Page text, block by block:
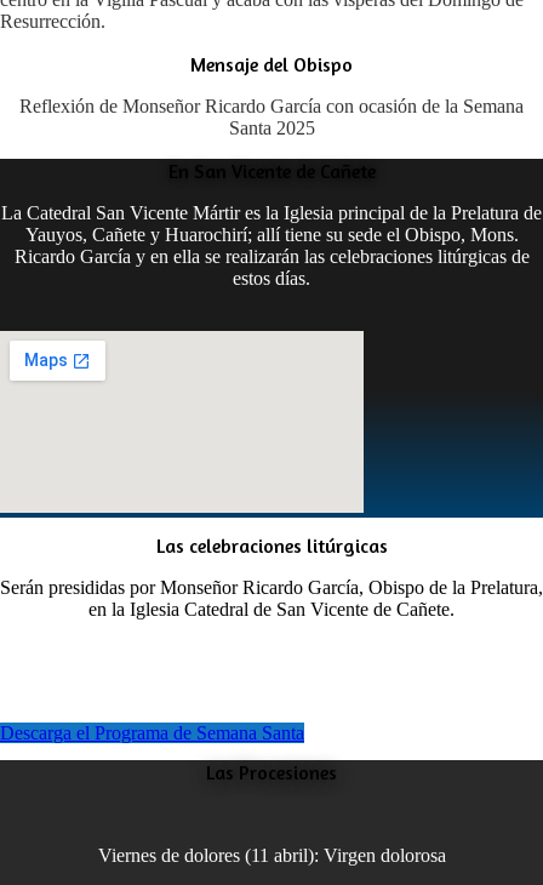
Resurrección.
Mensaje del Obispo
Reflexión de Monseñor Ricardo García con ocasión de la Semana
Santa 2025
En San Vicente de Cañete
La Catedral San Vicente Mártir es la Iglesia principal de la Prelatura de
Yauyos, Cañete y Huarochirí; allí tiene su sede el Obispo, Mons.
Ricardo García y en ella se realizarán las celebraciones litúrgicas de
estos días.
Las celebraciones litúrgicas
Serán presididas por Monseñor Ricardo García, Obispo de la Prelatura,
en la Iglesia Catedral de San Vicente de Cañete.
Descarga el Programa de Semana Santa
Las Procesiones
Viernes de dolores (11 abril): Virgen dolorosa